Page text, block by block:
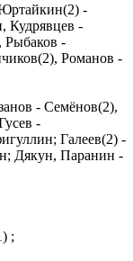
-
Кудрявцев -
Рыбаков -
Романов -
- Семёнов(2),
-
Галеев(2) -
Дякун, Паранин -
;